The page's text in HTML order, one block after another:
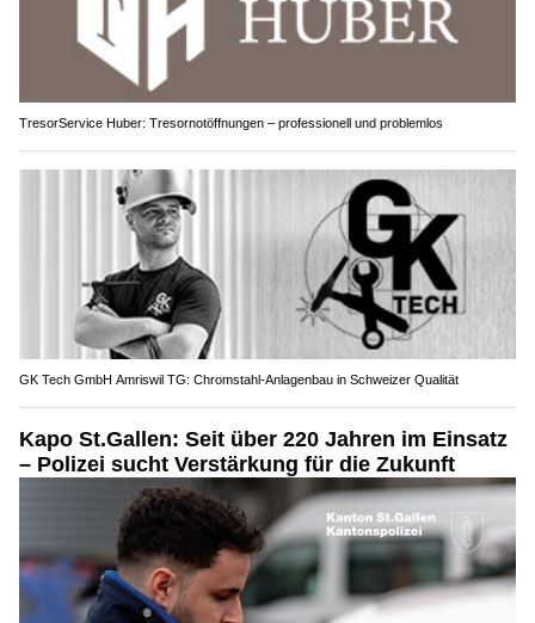
TresorService Huber: Tresornotöffnungen – professionell und problemlos
GK Tech GmbH Amriswil TG: Chromstahl-Anlagenbau in Schweizer Qualität
Kapo St.Gallen: Seit über 220 Jahren im Einsatz
– Polizei sucht Verstärkung für die Zukunft